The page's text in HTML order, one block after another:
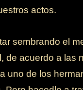
actos.
sembrando el
de acuerdo a las
uno de los